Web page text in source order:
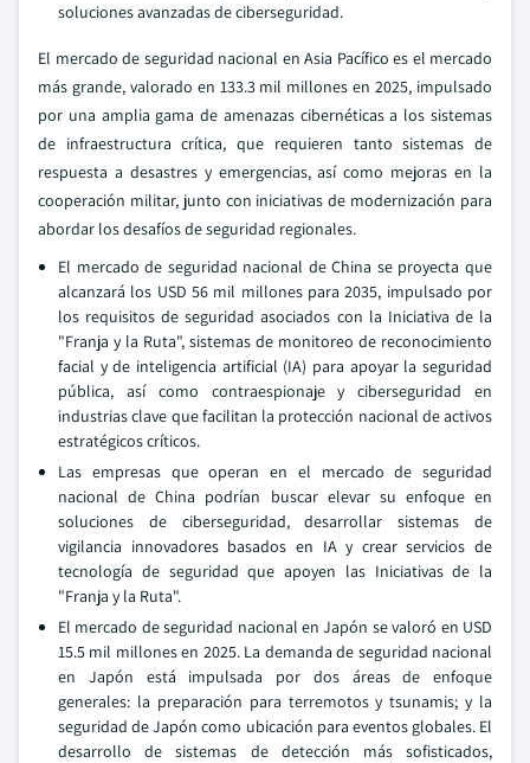
soluciones avanzadas de ciberseguridad.
El mercado de seguridad nacional en Asia Pacífico es el mercado
más grande, valorado en 133.3 mil millones en 2025, impulsado
por una amplia gama de amenazas cibernéticas a los sistemas
de infraestructura crítica, que requieren tanto sistemas de
respuesta a desastres y emergencias, así como mejoras en la
cooperación militar, junto con iniciativas de modernización para
abordar los desafíos de seguridad regionales.
El mercado de seguridad nacional de China se proyecta que
alcanzará los USD 56 mil millones para 2035, impulsado por
los requisitos de seguridad asociados con la Iniciativa de la
"Franja y la Ruta", sistemas de monitoreo de reconocimiento
facial y de inteligencia artificial (IA) para apoyar la seguridad
pública, así como contraespionaje y ciberseguridad en
industrias clave que facilitan la protección nacional de activos
estratégicos críticos.
Las empresas que operan en el mercado de seguridad
nacional de China podrían buscar elevar su enfoque en
soluciones de ciberseguridad, desarrollar sistemas de
vigilancia innovadores basados en IA y crear servicios de
tecnología de seguridad que apoyen las Iniciativas de la
"Franja y la Ruta".
El mercado de seguridad nacional en Japón se valoró en USD
15.5 mil millones en 2025. La demanda de seguridad nacional
en Japón está impulsada por dos áreas de enfoque
generales: la preparación para terremotos y tsunamis; y la
seguridad de Japón como ubicación para eventos globales. El
desarrollo de sistemas de detección más sofisticados,